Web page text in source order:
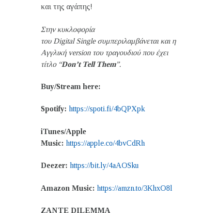
και της αγάπης!
Στην κυκλοφορία
του Digital Singleσυμπεριλαμβάνεται και η
Αγγλική versionτου τραγουδιού που έχει
τίτλο “Don’t Tell Them”.
Buy/Stream here:
Spotify: https://spoti.fi/4bQPXpk
iTunes/Apple
Music: https://apple.co/4bvCdRh
Deezer: https://bit.ly/4aAOSku
Amazon Music: https://amzn.to/3KhxO8l
ZANTE DILEMMA